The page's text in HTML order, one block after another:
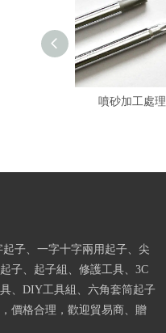
噴砂加工處理
子、一字十字兩用起子、尖
子、起子組、修護工具、3C
、DIY工具組、六角套筒起子
價格合理，歡迎貿易商、贈